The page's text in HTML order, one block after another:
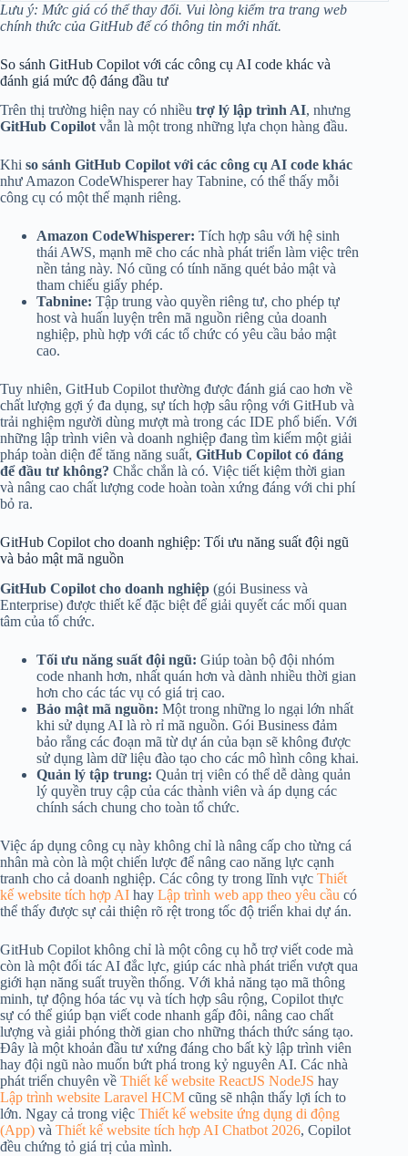
Lưu ý: Mức giá có thể thay đổi. Vui lòng kiểm tra trang web
chính thức của GitHub để có thông tin mới nhất.
So sánh GitHub Copilot với các công cụ AI code khác và
đánh giá mức độ đáng đầu tư
Trên thị trường hiện nay có nhiều trợ lý lập trình AI, nhưng
GitHub Copilotvẫn là một trong những lựa chọn hàng đầu.
Khi so sánh GitHub Copilot với các công cụ AI code khác
như Amazon CodeWhisperer hay Tabnine, có thể thấy mỗi
công cụ có một thế mạnh riêng.
Amazon CodeWhisperer: Tích hợp sâu với hệ sinh
thái AWS, mạnh mẽ cho các nhà phát triển làm việc trên
nền tảng này. Nó cũng có tính năng quét bảo mật và
tham chiếu giấy phép.
Tabnine: Tập trung vào quyền riêng tư, cho phép tự
host và huấn luyện trên mã nguồn riêng của doanh
nghiệp, phù hợp với các tổ chức có yêu cầu bảo mật
cao.
Tuy nhiên, GitHub Copilot thường được đánh giá cao hơn về
chất lượng gợi ý đa dụng, sự tích hợp sâu rộng với GitHub và
trải nghiệm người dùng mượt mà trong các IDE phổ biến. Với
những lập trình viên và doanh nghiệp đang tìm kiếm một giải
pháp toàn diện để tăng năng suất, GitHub Copilot có đáng
để đầu tư không? Chắc chắn là có. Việc tiết kiệm thời gian
và nâng cao chất lượng code hoàn toàn xứng đáng với chi phí
bỏ ra.
GitHub Copilot cho doanh nghiệp: Tối ưu năng suất đội ngũ
và bảo mật mã nguồn
GitHub Copilot cho doanh nghiệp (gói Business và
Enterprise) được thiết kế đặc biệt để giải quyết các mối quan
tâm của tổ chức.
Tối ưu năng suất đội ngũ: Giúp toàn bộ đội nhóm
code nhanh hơn, nhất quán hơn và dành nhiều thời gian
hơn cho các tác vụ có giá trị cao.
Bảo mật mã nguồn: Một trong những lo ngại lớn nhất
khi sử dụng AI là rò rỉ mã nguồn. Gói Business đảm
bảo rằng các đoạn mã từ dự án của bạn sẽ không được
sử dụng làm dữ liệu đào tạo cho các mô hình công khai.
Quản lý tập trung: Quản trị viên có thể dễ dàng quản
lý quyền truy cập của các thành viên và áp dụng các
chính sách chung cho toàn tổ chức.
Việc áp dụng công cụ này không chỉ là nâng cấp cho từng cá
nhân mà còn là một chiến lược để nâng cao năng lực cạnh
tranh cho cả doanh nghiệp. Các công ty trong lĩnh vực Thiết
kế website tích hợp AI hay Lập trình web app theo yêu cầu có
thể thấy được sự cải thiện rõ rệt trong tốc độ triển khai dự án.
GitHub Copilot không chỉ là một công cụ hỗ trợ viết code mà
còn là một đối tác AI đắc lực, giúp các nhà phát triển vượt qua
giới hạn năng suất truyền thống. Với khả năng tạo mã thông
minh, tự động hóa tác vụ và tích hợp sâu rộng, Copilot thực
sự có thể giúp bạn viết code nhanh gấp đôi, nâng cao chất
lượng và giải phóng thời gian cho những thách thức sáng tạo.
Đây là một khoản đầu tư xứng đáng cho bất kỳ lập trình viên
hay đội ngũ nào muốn bứt phá trong kỷ nguyên AI. Các nhà
phát triển chuyên về Thiết kế website ReactJS NodeJS hay
Lập trình website Laravel HCM cũng sẽ nhận thấy lợi ích to
lớn. Ngay cả trong việc Thiết kế website ứng dụng di động
(App) và Thiết kế website tích hợp AI Chatbot 2026, Copilot
đều chứng tỏ giá trị của mình.